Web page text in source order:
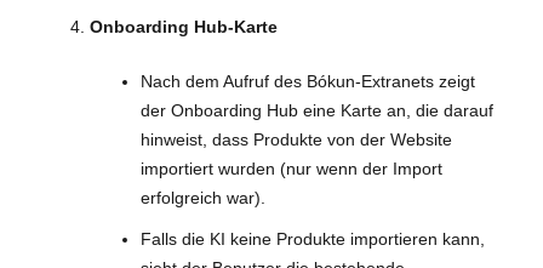
Onboarding Hub-Karte
Nach dem Aufruf des Bókun-Extranets zeigt
der Onboarding Hub eine Karte an, die darauf
hinweist, dass Produkte von der Website
importiert wurden (nur wenn der Import
erfolgreich war).
Falls die KI keine Produkte importieren kann,